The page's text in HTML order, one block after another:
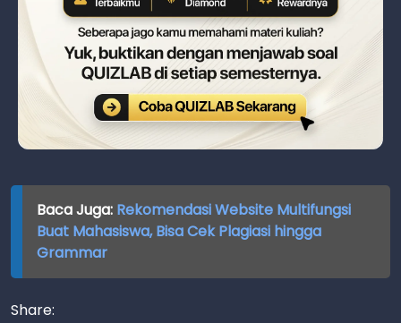
Baca Juga: Rekomendasi Website Multifungsi
Buat Mahasiswa, Bisa Cek Plagiasi hingga
Grammar
Share: